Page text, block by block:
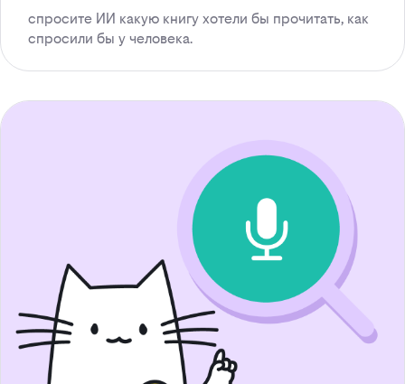
спросите ИИ какую книгу хотели бы прочитать, как
спросили бы у человека.